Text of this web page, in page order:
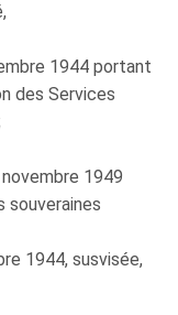
1944 portant
des Services
1949
souveraines
1944, susvisée,